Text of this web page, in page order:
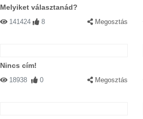
Melyiket választanád?
141424 8 Megosztás
Nincs cím!
18938 0 Megosztás